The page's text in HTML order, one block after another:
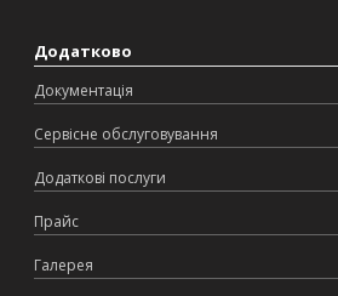
Додатково
Документація
Сервісне обслуговування
Додаткові послуги
Прайс
Галерея